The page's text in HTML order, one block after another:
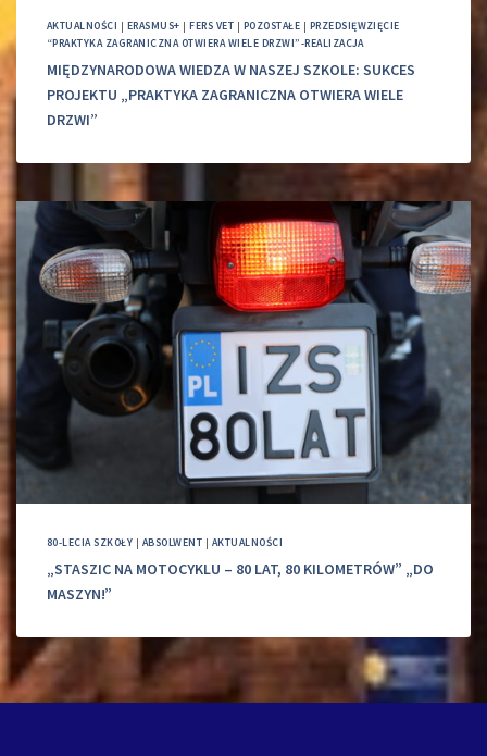
AKTUALNOŚCI | ERASMUS+ |FERS VET | POZOSTAŁE | PRZEDSIĘWZIĘCIE
“PRAKTYKA ZAGRANICZNA OTWIERA WIELE DRZWI”-REALIZACJA
MIĘDZYNARODOWA WIEDZA W NASZEJ SZKOLE: SUKCES
PROJEKTU „PRAKTYKA ZAGRANICZNA OTWIERA WIELE
DRZWI”
80-LECIA SZKOŁY | ABSOLWENT | AKTUALNOŚCI
„STASZIC NA MOTOCYKLU – 80 LAT, 80 KILOMETRÓW” „DO
MASZYN!”